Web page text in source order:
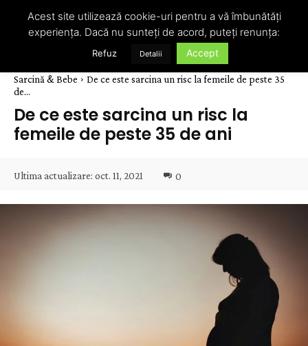
Sarcină & Bebe
De ce este sarcina un risc la femeile de peste 35
de...
De ce este sarcina un risc la
femeile de peste 35 de ani
Ultima actualizare: oct. 11, 2021 0
Acest site utilizează cookie-uri pentru a vă îmbunătăți
experiența. Dacă nu sunteți de acord, puteți renunța:
Refuz Detalii Accept